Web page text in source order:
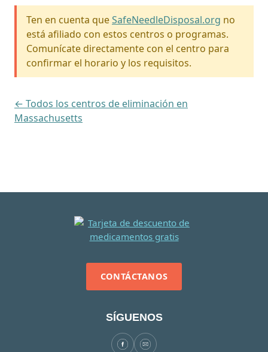
Ten en cuenta queSafeNeedleDisposal.org no
está afiliado con estos centros o programas.
Comunícate directamente con el centro para
confirmar el horario y los requisitos.
← Todos los centros de eliminación en
Massachusetts
CONTÁCTANOS
SÍGUENOS